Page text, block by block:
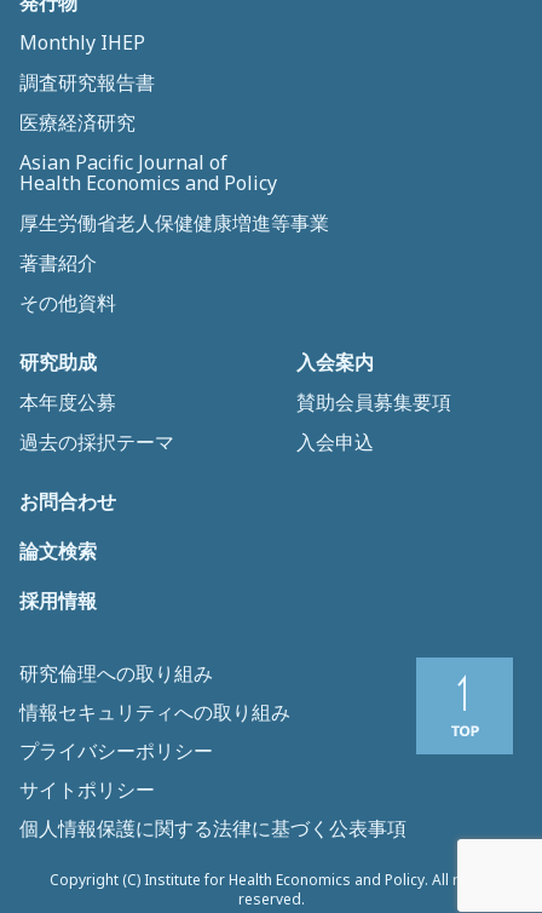
Monthly IHEP
調査研究報告書
医療経済研究
Asian Pacific Journal of
Health Economics and Policy
厚生労働省老人保健健康増進等事業
著書紹介
その他資料
研究助成
本年度公募
過去の採択テーマ
入会案内
賛助会員募集要項
入会申込
お問合わせ
論文検索
採用情報
研究倫理への取り組み
情報セキュリティへの取り組み
プライバシーポリシー
サイトポリシー
個人情報保護に関する法律に基づく公表事項
Copyright (C) Institute for Health Economics and Policy. All rights
reserved.